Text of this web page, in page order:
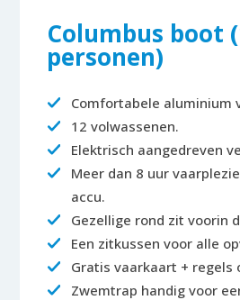
Columbus boot
personen)
Comfortabele aluminium
12 volwassenen.
Elektrisch aangedreven
Meer dan 8 uur
accu.
Gezellige rond zit voorin
Een zitkussen voor alle
Gratis vaarkaart + regels
Zwemtrap handig voor